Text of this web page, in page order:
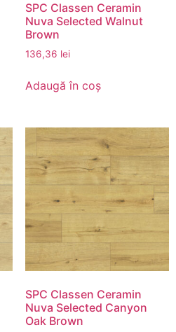
SPC Classen Ceramin
Nuva Selected Walnut
Brown
136,36 lei
Adaugă în coș
SPC Classen Ceramin
Nuva Selected Canyon
Oak Brown